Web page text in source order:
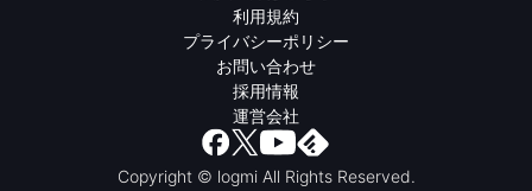
利用規約
プライバシーポリシー
お問い合わせ
採用情報
運営会社
Copyright © logmi All Rights Reserved.